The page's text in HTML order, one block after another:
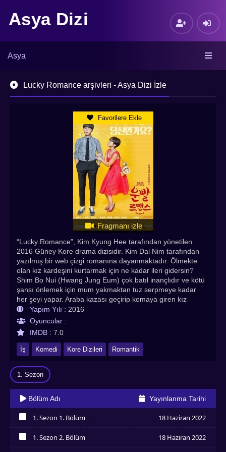
Asya Dizi
Asya
Lucky Romance arşivleri - Asya Dizi İzle
Favorilere Ekle
Fragmanı izle
“Lucky Romance”, Kim Kyung Hee tarafından yönetilen
2016 Güney Kore drama dizisidir. Kim Dal Nim tarafından
yazılmış bir web çizgi romanına dayanmaktadır. Ölmekte
olan kız kardeşini kurtarmak için ne kadar ileri gidersin?
Shim Bo Nui (Hwang Jung Eum) çok batıl inançlıdır ve kötü
şansı önlemek için mum yakmaktan tuz serpmeye kadar
her şeyi yapar. Araba kazası geçirip komaya giren kız
kardeşini her şeye rağmen hayatta tutabilmenin yollarını
bulmak için iki yıldır bir falcıyı ziyaret ediyor. Ablasıyla
yaşanan bir başka mavi kod olayının ardından Bo Nui,
falcısına kız kardeşini hayatta tutması için yalvarır. Falcı Bo
Nui'ye 1986'da (Kaplan Yılı) doğmuş bir adamla yatması
gerektiğini, yoksa kız kardeşinin öleceğini söyler. Bo Nui,
Kaplan Yılında doğmuş bir adamı bulmak için ciddi bir
"insan avına" çıkar. Bir oyun geliştirme şirketinin CEO'su Je
Soo Ho'nun (Ryu Jun Yeol) tam bir adam olduğunu fark
ettiğinde, onu takip etmeye çalışır. Bu arada, Gary Choi
(Lee Soo Hyuk), Bo Nui'nin komşusuna taşınan bir tenis
yıldızıdır, çünkü erkekken ona aşıktır ve ona yakınlaşmak
Seol Hee (Lee Chun Ah), onun küçük bir apartman
Yapım Yılı : 2016
Oyuncular :
IMDB : 7.0
İş Komedi Kore Dizileri Romantik
1. Sezon
Bölüm Adı Yayınlanma Tarihi
1. Sezon 1. Bölüm 18 Haziran 2022
1. Sezon 2. Bölüm 18 Haziran 2022